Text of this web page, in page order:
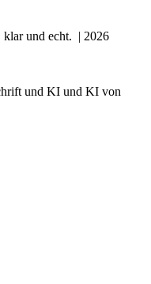
und echt. | 2026
und KI von